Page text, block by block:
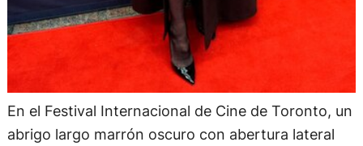
En el Festival Internacional de Cine de Toronto, un
abrigo largo marrón oscuro con abertura lateral